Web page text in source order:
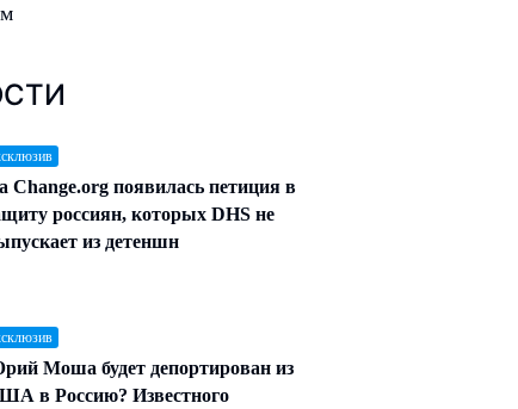
Change.org появилась петиция в
россиян, которых DHS не
из детеншн
Моша будет депортирован из
в Россию? Известного